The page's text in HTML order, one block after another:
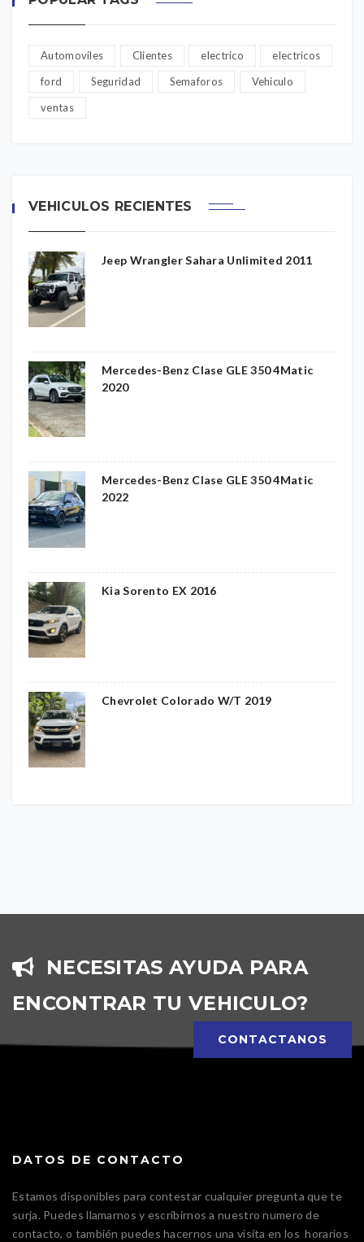
Automoviles Clientes electrico
electricos
ford
Seguridad Semaforos
Vehiculo
ventas
VEHICULOS RECIENTES
Jeep Wrangler Sahara Unlimited 2011
Mercedes-Benz Clase GLE 350 4Matic
2020
Mercedes-Benz Clase GLE 350 4Matic
2022
Kia Sorento EX 2016
Chevrolet Colorado W/T 2019
NECESITAS AYUDA PARA
ENCONTRAR TU VEHICULO?
CONTACTANOS
DATOS DE CONTACTO
Estamos disponibles para contestar cualquier pregunta que te
surja. Puedes llamarnos y escribirnos a nuestro numero de
contacto, o también puedes hacernos una visita en los horarios